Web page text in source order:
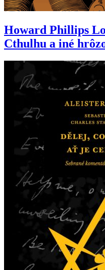
Howard Phillips
Cthulhu a iné